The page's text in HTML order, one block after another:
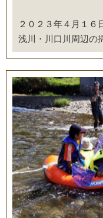
２０２３年４月１６
浅川・川口川周辺の